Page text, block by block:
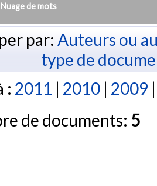
Nuage de mots
par: Auteurs ou
type de
: 2011 | 2010 | 2009
de documents: 5